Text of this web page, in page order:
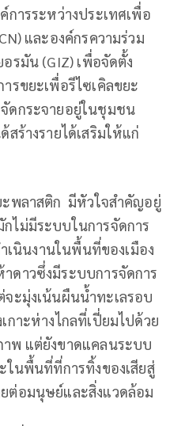
ารระหว่างประเทศเพื่อ
และองค์กรความร่วม
รมัน (GIZ) เพื่อจัดตั้ง
รขยะเพื่อรีไซเคิลขยะ
ดกระจายอยู่ในชุมชน
สร้างรายได้เสริมให้แก่
ะพลาสติก มีหัวใจสำคัญอยู่
ไม่มีระบบในการจัดการ
เนินงานในพื้นที่ของเมือง
ดาวซึ่งมีระบบการจัดการ
ะมุ่งเน้นผืนน้ำทะเลรอบ
กาะห่างไกลที่เปี่ยมไปด้วย
พ แต่ยังขาดแคลนระบบ
ในพื้นที่ที่การทิ้งของเสียสู่
ต่อมนุษย์และสิ่งแวดล้อม